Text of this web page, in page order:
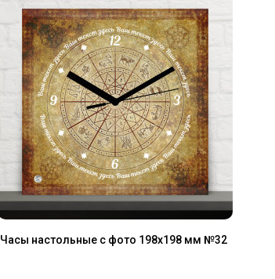
Часы настольные с фото 198х198 мм №32